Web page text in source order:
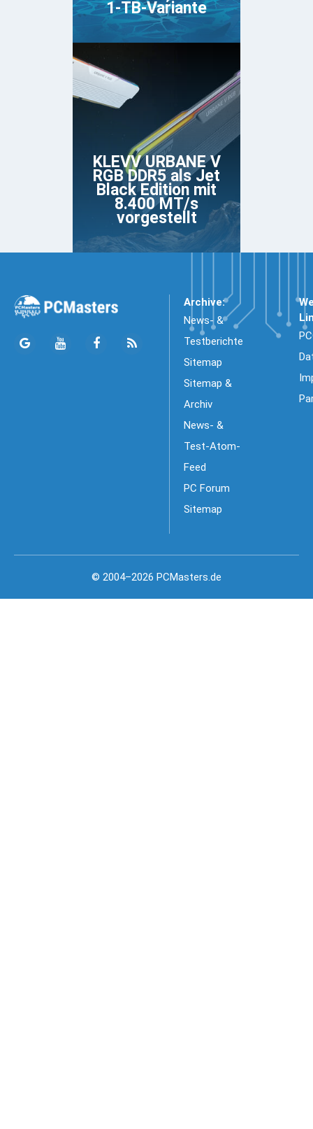
1-TB-Variante
KLEVV URBANE V
RGB DDR5 als Jet
Black Edition mit
8.400 MT/s
vorgestellt
Archive:
News- &
Testberichte
Sitemap
Sitemap &
Archiv
News- &
Test-Atom-
Feed
PC Forum
Sitemap
© 2004–2026 PCMasters.de